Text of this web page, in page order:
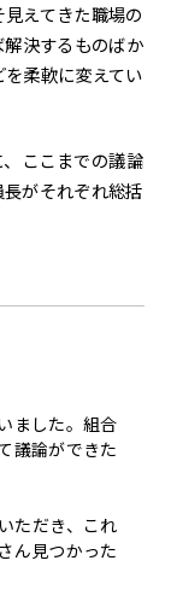
ープ
えてきた職場の
決するものばか
柔軟に変えてい
ここまでの議論
がそれぞれ総括
ました。組合
議論ができた
ただき、これ
ん見つかった